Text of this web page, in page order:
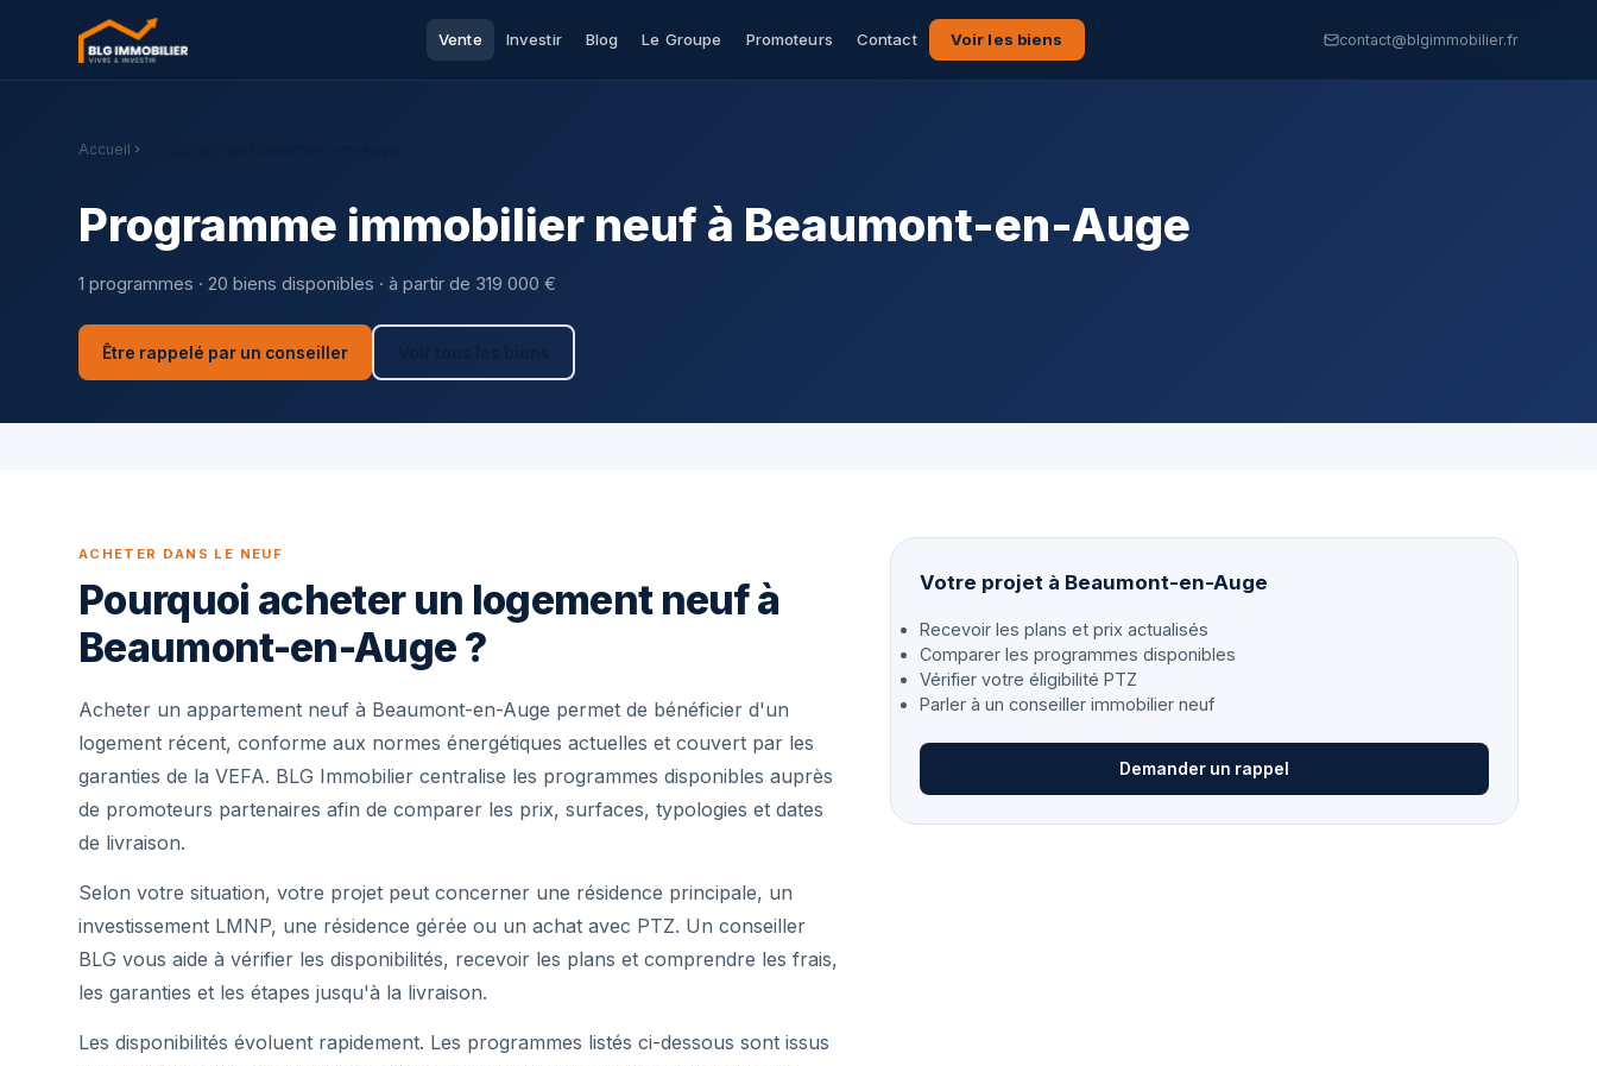
Vente Investir Blog Le Groupe Promoteurs Contact Voir les biens contact@blgimmobilier.fr
Accueil
Programme immobilier neuf à Beaumont-en-Auge
1 programmes · 20 biens disponibles · à partir de 319 000 €
Être rappelé par un conseiller
ACHETER DANS LE NEUF
Pourquoi acheter un logement neuf à
Beaumont-en-Auge ?
Acheter un appartement neuf à Beaumont-en-Auge permet de bénéficier d'un
logement récent, conforme aux normes énergétiques actuelles et couvert par les
garanties de la VEFA. BLG Immobilier centralise les programmes disponibles auprès
de promoteurs partenaires afin de comparer les prix, surfaces, typologies et dates
de livraison.
Selon votre situation, votre projet peut concerner une résidence principale, un
investissement LMNP, une résidence gérée ou un achat avec PTZ. Un conseiller
BLG vous aide à vérifier les disponibilités, recevoir les plans et comprendre les frais,
les garanties et les étapes jusqu'à la livraison.
Les disponibilités évoluent rapidement. Les programmes listés ci-dessous sont issus
Votre projet à Beaumont-en-Auge
Recevoir les plans et prix actualisés
Comparer les programmes disponibles
Vérifier votre éligibilité PTZ
Parler à un conseiller immobilier neuf
Demander un rappel